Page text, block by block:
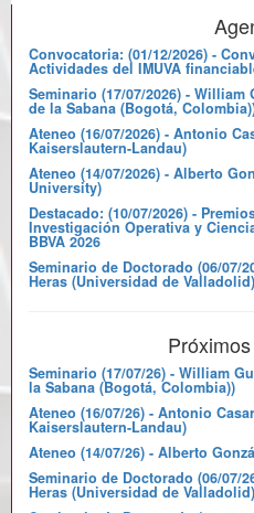
equations
(electronic)
Lubich,
advanced
12th IEEE/
on
Application 0
Carmen
Fernández-
using
International
301 (2010)
Eduardo
A variable
based on
linear integro-
Advances in
(2010)
Asymptotic
Convocatoria: (01/12/2026) -
Actividades del IMUVA
Seminario (17/07/2026) -
de la Sabana (Bogotá,
Ateneo (16/07/2026) - Antonio
Kaiserslautern-Landau)
Ateneo (14/07/2026) - Alberto
University)
Destacado: (10/07/2026) -
Investigación Operativa y
BBVA 2026
Seminario de Doctorado (06/07/
Heras (Universidad de Valladolid)
Seminario (17/07/26) - William
la Sabana (Bogotá, Colombia))
Ateneo (16/07/26) - Antonio
Kaiserslautern-Landau)
Ateneo (14/07/26) - Alberto
Seminario de Doctorado (06/07/
Heras (Universidad de Valladolid)